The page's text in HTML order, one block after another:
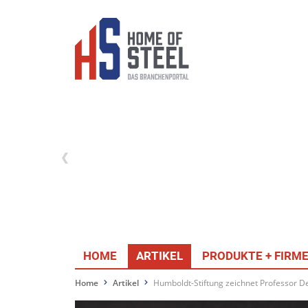
HOME ARTIKEL PRODUKTE +
Home Artikel Humboldt-Stiftung zeichnet Professor